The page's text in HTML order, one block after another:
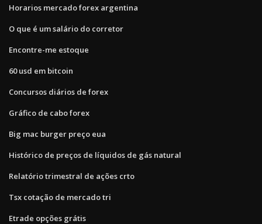
Horarios mercado forex argentina
O que é um salário do corretor
Encontre-me estoque
60 usd em bitcoin
Concursos diários de forex
Gráfico de cabo forex
Big mac burger preço eua
Histórico de preços de líquidos de gás natural
Relatório trimestral de ações crto
Tsx cotação de mercado tri
Etrade opções grátis